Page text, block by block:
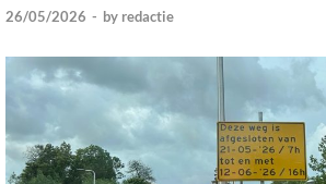
26/05/2026 - by redactie